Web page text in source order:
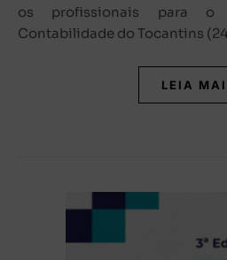
os profissionais para o
Contabilidade do Tocantins
LEIA